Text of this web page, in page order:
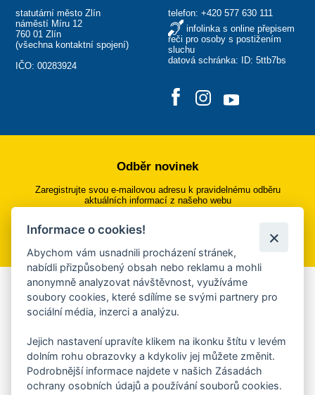
statutární město Zlín
náměstí Míru 12
760 01 Zlín
(všechna kontaktní spojení)
IČO: 00283924
telefon: +420 577 630 111
infolinka s online přepisem
řeči pro osoby s postižením
sluchu
datová schránka: ID: 5ttb7bs
Odběr novinek
Zaregistrujte svou e-mailovou adresu k pravidelnému odběru
aktuálních informací z našeho webu
Přihlásit se k odběru
Aplikace Mobilní rozhlas
Chcete dostávat do svého mobilu či mailu upozornění na
ankety, pozvánky na kulturní a sportovní akce?
Více informací o aplikaci
Informace o cookies!
Abychom vám usnadnili procházení stránek,
nabídli přizpůsobený obsah nebo reklamu a mohli
anonymně analyzovat návštěvnost, využíváme
soubory cookies, které sdílíme se svými partnery pro
sociální média, inzerci a analýzu.
Jejich nastavení upravíte klikem na ikonku štítu v levém
dolním rohu obrazovky a kdykoliv jej můžete změnit.
Podrobnější informace najdete v našich Zásadách
ochrany osobních údajů a používání souborů cookies.